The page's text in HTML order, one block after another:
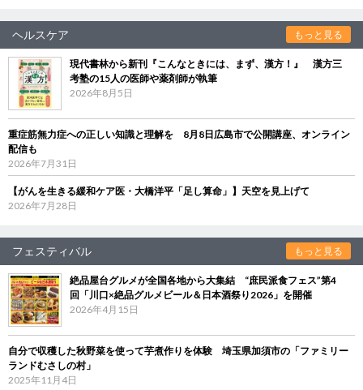
ヘルスケア もっと見る
現代書林から新刊『こんなときには、まず、漢方！』 漢方三
考塾の15人の医師や薬剤師が執筆
2026年8月5日
重症筋無力症への正しい知識と理解を 8月8日広島市で公開講座、オンライン
配信も
2026年7月31日
【がんを生きる緩和ケア医・大橋洋平「足し算命」】天空を見上げて
2026年7月28日
フェスティバル もっと見る
絶品屋台グルメが全国各地から大集結 “庶民派食フェス”第4
回「川口×絶品グルメビール＆日本酒祭り2026」を開催
2026年4月15日
自分で収穫した秋野菜を使って芋煮作りを体験 埼玉県加須市の「ファミリー
ランドむさしの村」
2025年11月4日